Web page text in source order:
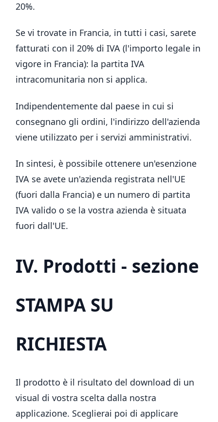
20%.
Se vi trovate in Francia, in tutti i casi, sarete
fatturati con il 20% di IVA (l'importo legale in
vigore in Francia): la partita IVA
intracomunitaria non si applica.
Indipendentemente dal paese in cui si
consegnano gli ordini, l'indirizzo dell'azienda
viene utilizzato per i servizi amministrativi.
In sintesi, è possibile ottenere un'esenzione
IVA se avete un'azienda registrata nell'UE
(fuori dalla Francia) e un numero di partita
IVA valido o se la vostra azienda è situata
fuori dall'UE.
IV. Prodotti - sezione
STAMPA SU
RICHIESTA
Il prodotto è il risultato del download di un
visual di vostra scelta dalla nostra
applicazione. Sceglierai poi di applicare